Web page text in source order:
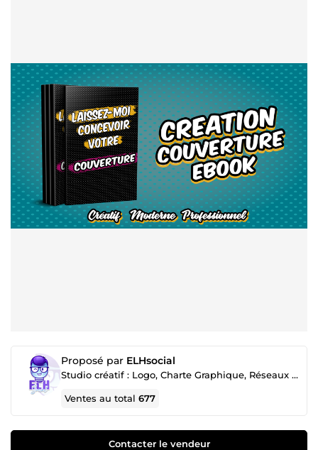
Proposé par ELHsocial
Studio créatif : Logo, Charte Graphique, Réseaux Sociaux & Site WordPress
Ventes au total677
Contacter le vendeur